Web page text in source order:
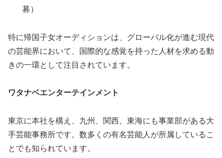
募）
特に帰国子女オーディションは、グローバル化が進む現代
の芸能界において、国際的な感覚を持った人材を求める動
きの一環として注目されています。
ワタナベエンターテインメント
東京に本社を構え、九州、関西、東海にも事業部がある大
手芸能事務所です。数多くの有名芸能人が所属しているこ
とでも知られています。